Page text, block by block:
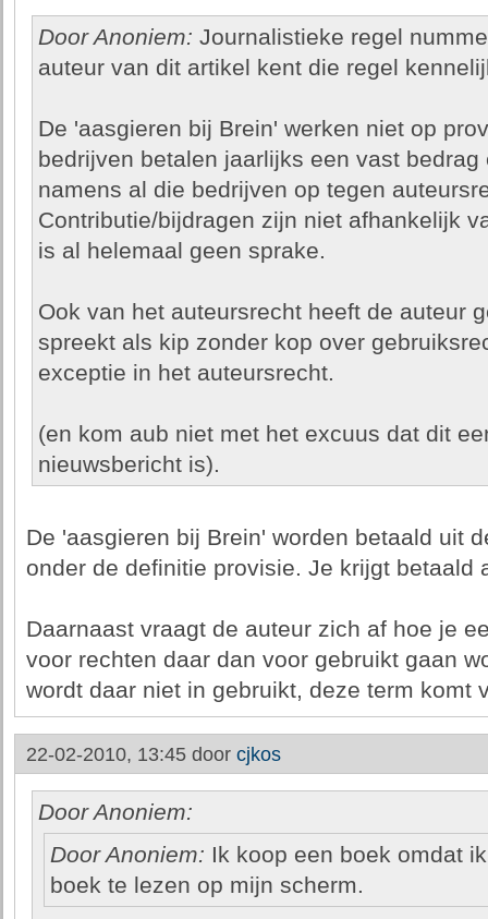
Door Anoniem: Journalistieke regel
auteur van dit artikel kent die regel
De 'aasgieren bij Brein' werken niet op
bedrijven betalen jaarlijks een vast
namens al die bedrijven op tegen
Contributie/bijdragen zijn niet afhankelijk
is al helemaal geen sprake.
Ook van het auteursrecht heeft de auteur
spreekt als kip zonder kop over
exceptie in het auteursrecht.
(en kom aub niet met het excuus dat dit
nieuwsbericht is).
De 'aasgieren bij Brein' worden betaald uit
onder de definitie provisie. Je krijgt betaald
Daarnaast vraagt de auteur zich af hoe je
voor rechten daar dan voor gebruikt gaan
wordt daar niet in gebruikt, deze term komt
22-02-2010, 13:45 door cjkos
Door Anoniem:
Door Anoniem: Ik koop een boek omdat
boek te lezen op mijn scherm.